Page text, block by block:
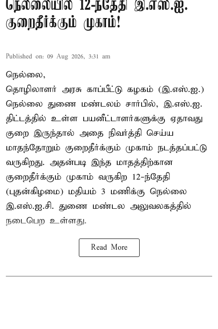
நெல்லையில் 12-ந்தேதி இ.எஸ்.ஐ.
குறைதீர்க்கும் முகாம்!
Published on: 09 Aug 2026, 3:31 am
நெல்லை,
தொழிலாளர் அரசு காப்பீட்டு கழகம் (இ.எஸ்.ஐ.)
நெல்லை துணை மண்டலம் சார்பில், இ.எஸ்.ஐ.
திட்டத்தில் உள்ள பயனீட்டாளர்களுக்கு ஏதாவது
குறை இருந்தால் அதை நிவர்த்தி செய்ய
மாதந்தோறும் குறைதீர்க்கும் முகாம் நடத்தப்பட்டு
வருகிறது. அதன்படி இந்த மாதத்திற்கான
குறைதீர்க்கும் முகாம் வருகிற 12-ந்தேதி
(புதன்கிழமை) மதியம் 3 மணிக்கு நெல்லை
இ.எஸ்.ஐ.சி. துணை மண்டல அலுவலகத்தில்
நடைபெற உள்ளது.
Read More